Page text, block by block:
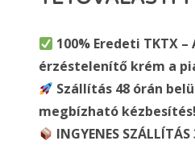
100% Eredeti TKTX
érzéstelenítő krém a
Szállítás 48 órán
megbízható kézbesítés!
INGYENES